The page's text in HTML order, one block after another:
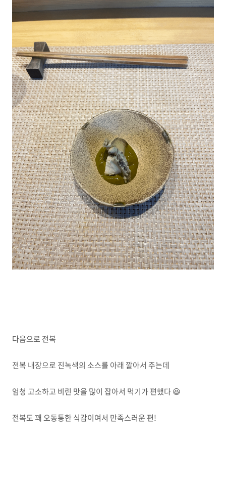
다음으로 전복
전복 내장으로 진녹색의 소스를 아래 깔아서 주는데
엄청 고소하고 비린 맛을 많이 잡아서 먹기가 편했다 😆
전복도 꽤 오동통한 식감이여서 만족스러운 편!